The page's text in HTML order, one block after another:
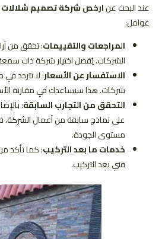
عند البحث عنارخص شركة تصميم شلالات
عوامل:
المراجعات والتقييمات: تحقق من
الشركات. يُفضل اختيار شركة ذات
الاستفسار عن الأسعار: لا تتردد
شركات. هذا سيساعدك في مقارنة
التحقق من التجارب السابقة:
على نماذج سابقة من أعمال
مستوى الجودة.
خدمات ما بعد التركيب: كما تأكد
فني بعد التركيب.